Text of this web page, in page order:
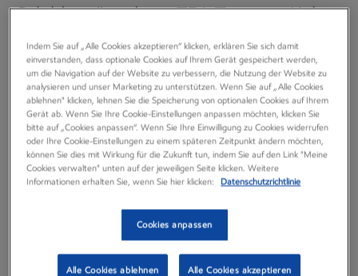
Schildgen“ und ans ZDI-Zentrum Köln
in Trägerschaft der Lernenden Region –
Netzwerk Köln e.V.
Neuigkeiten
30 Juli, 2019
„Das sind zwei ganz unterschiedliche aber absolut wichtige
Organisationen, die wir gern unterstützen und mit denen
wir schon länger in Kontakt stehen“, erklärt Petra Keller, die
beide Spendenübergaben seitens ExxonMobil begleitete.
Indem Sie auf „Alle Cookies akzeptieren“ klicken, erklären Sie sich damit
einverstanden, dass optionale Cookies auf Ihrem Gerät gespeichert werden,
um die Navigation auf der Website zu verbessern, die Nutzung der Website zu
analysieren und unser Marketing zu unterstützen. Wenn Sie auf „Alle Cookies
ablehnen" klicken, lehnen Sie die Speicherung von optionalen Cookies auf Ihrem
Gerät ab. Wenn Sie Ihre Cookie-Einstellungen anpassen möchten, klicken Sie
bitte auf „Cookies anpassen“. Wenn Sie Ihre Einwilligung zu Cookies widerrufen
oder Ihre Cookie-Einstellungen zu einem späteren Zeitpunkt ändern möchten,
können Sie dies mit Wirkung für die Zukunft tun, indem Sie auf den Link "Meine
Cookies verwalten" unten auf der jeweiligen Seite klicken. Weitere
Informationen erhalten Sie, wenn Sie hier klicken:
Datenschutzrichtlinie
Cookies anpassen
Alle Cookies ablehnen Alle Cookies akzeptieren